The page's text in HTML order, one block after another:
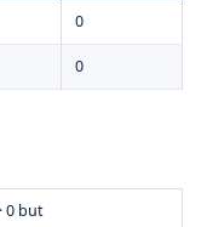
0
0
0 but